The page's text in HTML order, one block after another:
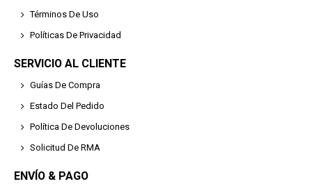
Términos De Uso
Políticas De Privacidad
SERVICIO AL CLIENTE
Guías De Compra
Estado Del Pedido
Política De Devoluciones
Solicitud De RMA
ENVÍO & PAGO